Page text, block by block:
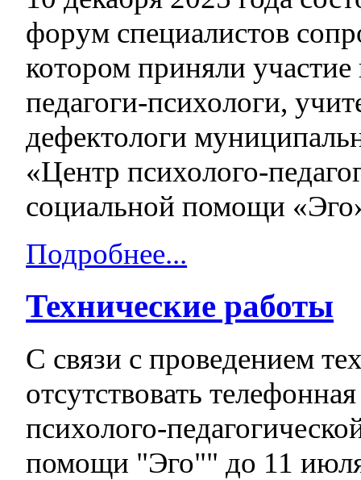
форум специалистов
котором приняли
педагоги-психологи,
дефектологи
«Центр психолого-
социальной помощи
Подробнее...
Технические работы
С связи с проведением
отсутствовать
психолого-
помощи "Эго"" до 11